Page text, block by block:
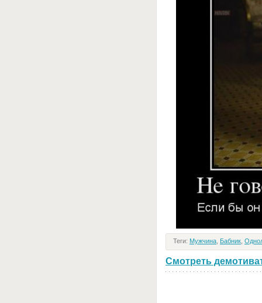
Теги: Мужчина Бабник
Смотреть